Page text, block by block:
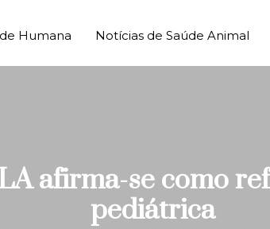
Humana Notícias de Saúde Animal
afirma-se como
pediátrica